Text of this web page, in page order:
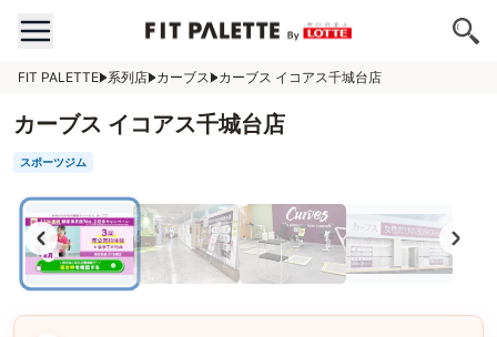
FIT PALETTE 系列店 カーブス カーブス イコアス千城台店
カーブス イコアス千城台店
スポーツジム